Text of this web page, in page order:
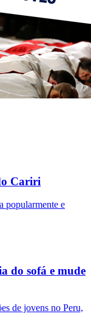
Cariri
popularmente e
do sofá e mude
de jovens no Peru,